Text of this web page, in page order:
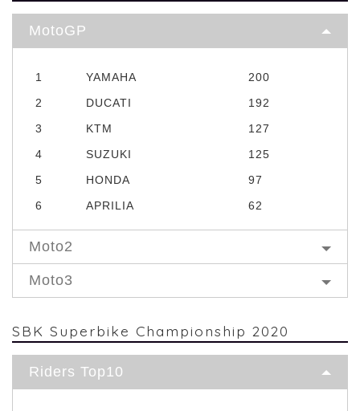
MotoGP
1 YAMAHA
200
2
DUCATI
192
3
KTM
127
4
SUZUKI
125
5
HONDA
97
6
APRILIA 62
Moto2
Moto3
SBK Superbike Championship 2020
Riders Top10